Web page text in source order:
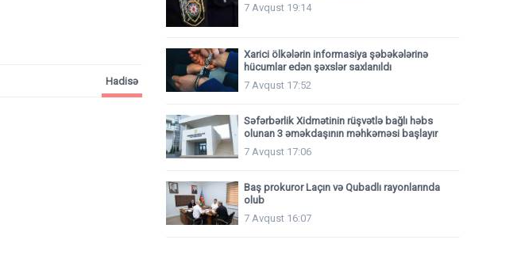
Hadisə
7 Avqust 19:14
Xarici ölkələrin informasiya şəbəkələrinə
hücumlar edən şəxslər saxlanıldı
7 Avqust 17:52
Səfərbərlik Xidmətinin rüşvətlə bağlı həbs
olunan 3 əməkdaşının məhkəməsi başlayır
7 Avqust 17:06
Baş prokuror Laçın və Qubadlı rayonlarında
olub
7 Avqust 16:07